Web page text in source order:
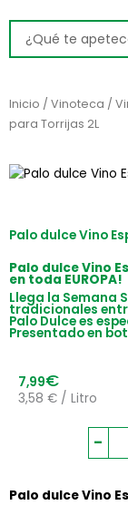
Search
Inicio / Vinoteca /
para Torrijas 2L
Palo dulce Vino
Palo dulce Vino
en toda EUROPA!
Llega la Semana
tradicionales
Palo Dulce es
Presentado en
7,99€
3,58 € / Litro
-
Palo dulce Vino